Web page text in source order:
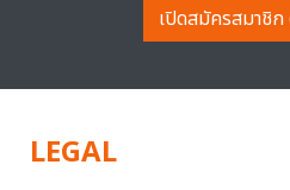
เปิดสมัครสมาชิก
LEGAL